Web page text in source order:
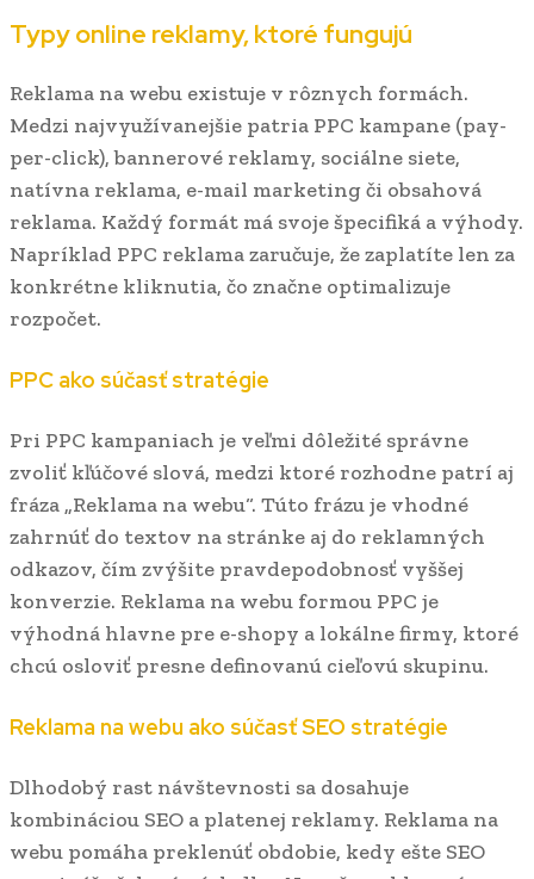
Typy online reklamy, ktoré fungujú
Reklama na webu existuje v rôznych formách.
Medzi najvyužívanejšie patria PPC kampane (pay-
per-click), bannerové reklamy, sociálne siete,
natívna reklama, e-mail marketing či obsahová
reklama. Každý formát má svoje špecifiká a výhody.
Napríklad PPC reklama zaručuje, že zaplatíte len za
konkrétne kliknutia, čo značne optimalizuje
rozpočet.
PPC ako súčasť stratégie
Pri PPC kampaniach je veľmi dôležité správne
zvoliť kľúčové slová, medzi ktoré rozhodne patrí aj
fráza „Reklama na webu“. Túto frázu je vhodné
zahrnúť do textov na stránke aj do reklamných
odkazov, čím zvýšite pravdepodobnosť vyššej
konverzie. Reklama na webu formou PPC je
výhodná hlavne pre e-shopy a lokálne firmy, ktoré
chcú osloviť presne definovanú cieľovú skupinu.
Reklama na webu ako súčasť SEO stratégie
Dlhodobý rast návštevnosti sa dosahuje
kombináciou SEO a platenej reklamy. Reklama na
webu pomáha preklenúť obdobie, kedy ešte SEO